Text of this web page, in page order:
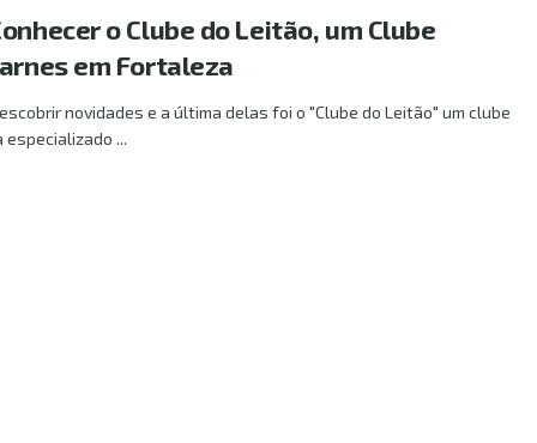
o Clube do Leitão, um Clube
em Fortaleza
novidades e a última delas foi o "Clube do Leitão" um clube
...